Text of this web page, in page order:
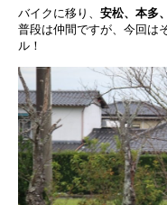
バイクに移り、 安松、本多
普段は仲間ですが、今回は
ル！